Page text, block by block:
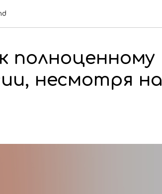
полноценному
несмотря на